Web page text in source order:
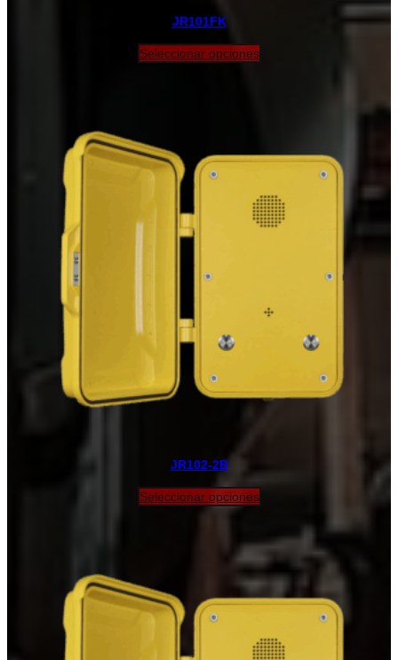
JR101FK
Seleccionar opciones
JR102-2B
Seleccionar opciones